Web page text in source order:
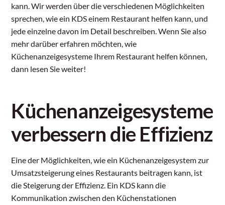
kann. Wir werden über die verschiedenen Möglichkeiten
sprechen, wie ein KDS einem Restaurant helfen kann, und
jede einzelne davon im Detail beschreiben. Wenn Sie also
mehr darüber erfahren möchten, wie
Küchenanzeigesysteme Ihrem Restaurant helfen können,
dann lesen Sie weiter!
Küchenanzeigesysteme
verbessern die Effizienz
Eine der Möglichkeiten, wie ein Küchenanzeigesystem zur
Umsatzsteigerung eines Restaurants beitragen kann, ist
die Steigerung der Effizienz. Ein KDS kann die
Kommunikation zwischen den Küchenstationen